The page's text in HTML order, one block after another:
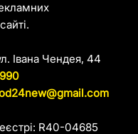
Івана Чендея, 44
R40-04685